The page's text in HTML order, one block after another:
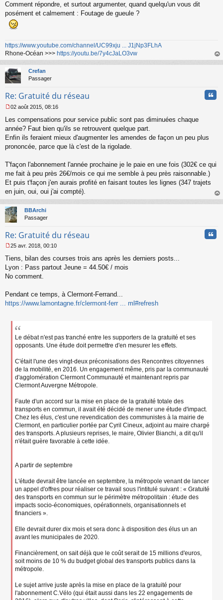
Comment répondre, et surtout argumenter, quand quelqu'un vous dit
posément et calmement : Foutage de gueule ?
https://www.youtube.com/channel/UC99xju ... J1jNp3FLhA
Rhone-Océan >>> https://youtu.be/7y4cJaLO3vw
au
Crefan
Passager
Re: Gratuité du réseau
e
s
g
n
o
n
u
02 août 2015, 08:16
Les compensations pour service public sont pas diminuées chaque
année? Faut bien qu'ils se retrouvent quelque part.
Enfin ils feraient mieux d'augmenter les amendes de façon un peu plus
prononcée, parce que là c'est de la rigolade.
T'façon l'abonnement l'année prochaine je le paie en une fois (302€ ce qui
me fait à peu près 26€/mois ce qui me semble à peu près raisonnable.)
Et puis t'façon j'en aurais profité en faisant toutes les lignes (347 trajets
en juin, oui, oui j'ai compté).
au
BBArchi
Passager
Re: Gratuité du réseau
e
s
e
n
25 avr. 2018, 00:10
Tiens, bilan des courses trois ans après les derniers posts...
Lyon : Pass partout Jeune = 44.50€ / mois
No comment.
Pendant ce temps, à Clermont-Ferrand...
https://www.lamontagne.fr/clermont-ferr ... ml#refresh
Le débat n'est pas tranché entre les supporters de la gratuité et ses
opposants. Une étude doit permettre d'en mesurer les effets.
C'était l'une des vingt-deux préconisations des Rencontres citoyennes
de la mobilité, en 2016. Un engagement même, pris par la communauté
d'agglomération Clermont Communauté et maintenant repris par
Clermont Auvergne Métropole.
Faute d'un accord sur la mise en place de la gratuité totale des
transports en commun, il avait été décidé de mener une étude d'impact.
Chez les élus, c'est une revendication des communistes à la mairie de
Clermont, en particulier portée par Cyril Cineux, adjoint au maire chargé
des transports. A plusieurs reprises, le maire, Olivier Bianchi, a dit qu'il
n'était guère favorable à cette idée.
A partir de septembre
L'étude devrait être lancée en septembre, la métropole venant de lancer
un appel d'offres pour réaliser ce travail sous l'intitulé suivant : « Gratuité
des transports en commun sur le périmètre métropolitain : étude des
impacts socio-économiques, opérationnels, organisationnels et
financiers ».
Elle devrait durer dix mois et sera donc à disposition des élus un an
avant les municipales de 2020.
Financièrement, on sait déjà que le coût serait de 15 millions d'euros,
soit moins de 10 % du budget global des transports publics dans la
métropole.
Le sujet arrive juste après la mise en place de la gratuité pour
l'abonnement C.Vélo (qui était aussi dans les 22 engagements de